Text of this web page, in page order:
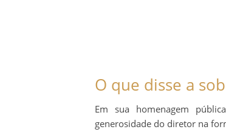
O que disse a
Em sua homenagem
generosidade do diretor na